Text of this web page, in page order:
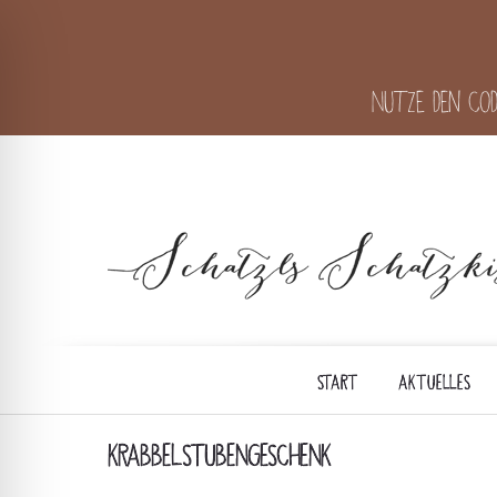
Nutze den
START AKTUELLES
KRABBELSTUBENGESCHENK